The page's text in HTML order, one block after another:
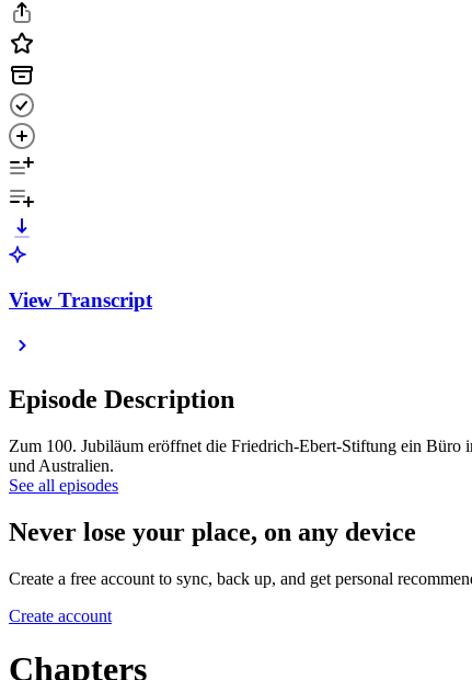
View Transcript
Episode Description
Zum 100. Jubiläum eröffnet die Friedrich-Ebert-Stiftung ein Büro
und Australien.
See all episodes
Never lose your place, on any device
Create a free account to sync, back up, and get personal
Create account
Chapters